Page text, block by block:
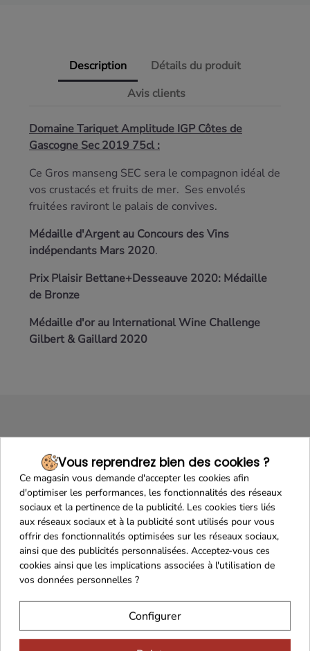
Description
Détails du produit
Avis clients
Domaine Tariquet Amplitude IGP Côtes de
Gascogne Sec 2019 75cl :
Ce Gros manseng SEC sera le compagnon idéal de
vos crustacés et fruits de mer. Ses envolés
fruitées raviront le palais de convives.
Médaille d'Argent au Concours des Vins
indépendants Mars 2020.
Prix Plaisir Bettane+Desseauve 2020: Médaille
de Bronze
Médaille d'or au International Wine Challenge
Gilbert & Gaillard 2020
Maison Familiale Paiement Sécurisé
Franco de port 79€
Vous reprendrez bien des cookies ?
Ce magasin vous demande d'accepter les cookies afin
d'optimiser les performances, les fonctionnalités des réseaux
sociaux et la pertinence de la publicité. Les cookies tiers liés
aux réseaux sociaux et à la publicité sont utilisés pour vous
offrir des fonctionnalités optimisées sur les réseaux sociaux,
ainsi que des publicités personnalisées. Acceptez-vous ces
cookies ainsi que les implications associées à l'utilisation de
vos données personnelles ?
Configurer